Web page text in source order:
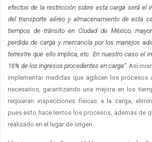
efectos de la restricción sobre esta carga será el
del transporte aéreo y almacenamiento de esta
tiempos de tránsito en Ciudad de México,
perdida de carga y mercancía por los manejos
terrestre que ello implica, etc. En nuestro caso el
16% de los ingresos procedentes en carga”. Así
implementar medidas que agilicen los procesos
necesarios, garantizando una mejora en los
requieran inspecciones físicas a la carga,
pues esto hace lentos los procesos, además de
realizado en el lugar de origen.